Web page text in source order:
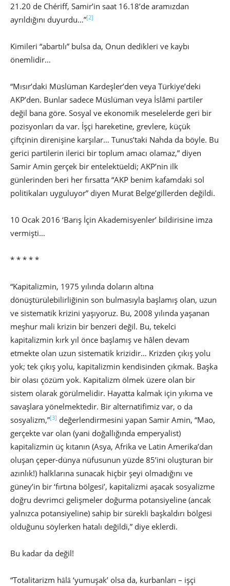
21.20 de Chériff, Samir’in saat 16.18’de aramızdan
ayrıldığını duyurdu…”[2]
Kimileri “abartılı” bulsa da, Onun dedikleri ve kaybı
önemlidir…
“Mısır’daki Müslüman Kardeşler’den veya Türkiye’deki
AKP’den. Bunlar sadece Müslüman veya İslâmi partiler
değil bana göre. Sosyal ve ekonomik meselelerde geri bir
pozisyonları da var. İşçi hareketine, grevlere, küçük
çiftçinin direnişine karşılar… Tunus’taki Nahda da böyle. Bu
gerici partilerin ilerici bir toplum amacı olamaz,” diyen
Samir Amin gerçek bir entelektüeldi; AKP’nin ilk
günlerinden beri her fırsatta “AKP benim kafamdaki sol
politikaları uyguluyor” diyen Murat Belge’gillerden değildi.
10 Ocak 2016 ‘Barış İçin Akademisyenler’ bildirisine imza
vermişti…
* * * * *
“Kapitalizmin, 1975 yılında doların altına
dönüştürülebilirliğinin son bulmasıyla başlamış olan, uzun
ve sistematik krizini yaşıyoruz. Bu, 2008 yılında yaşanan
meşhur mali krizin bir benzeri değil. Bu, tekelci
kapitalizmin kırk yıl önce başlamış ve hâlen devam
etmekte olan uzun sistematik krizidir… Krizden çıkış yolu
yok; tek çıkış yolu, kapitalizmin kendisinden çıkmak. Başka
bir olası çözüm yok. Kapitalizm ölmek üzere olan bir
sistem olarak görülmelidir. Hayatta kalmak için yıkıma ve
savaşlara yönelmektedir. Bir alternatifimiz var, o da
sosyalizm,”[3] değerlendirmesini yapan Samir Amin, “Mao,
gerçekte var olan (yani doğallığında emperyalist)
kapitalizmin üç kıtanın (Asya, Afrika ve Latin Amerika’dan
oluşan çeper-dünya nüfusunun yüzde 85’ini oluşturan bir
azınlık!) halklarına sunacak hiçbir şeyi olmadığını ve
güney’in bir ‘fırtına bölgesi’, kapitalizmi aşacak sosyalizme
doğru devrimci gelişmeler doğurma potansiyeline (ancak
yalnızca potansiyeline) sahip bir sürekli başkaldırı bölgesi
olduğunu söylerken hatalı değildi,” diye eklerdi.
Bu kadar da değil!
“Totalitarizm hȃlȃ ‘yumuşak’ olsa da, kurbanları – işçi